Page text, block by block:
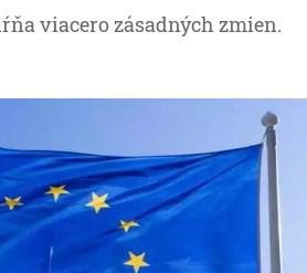
viacero zásadných zmien.